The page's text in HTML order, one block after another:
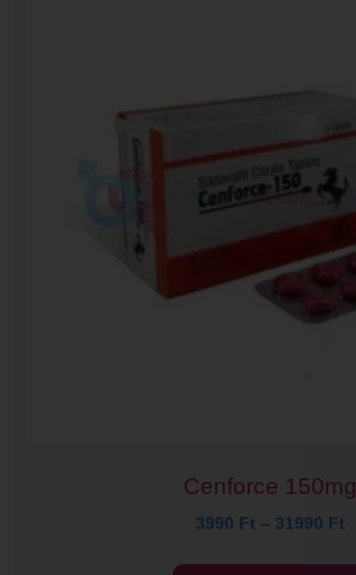
Cenforce 150mg
3990 Ft – 31990 Ft